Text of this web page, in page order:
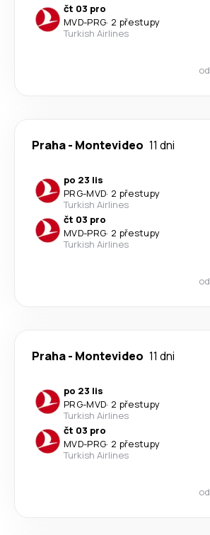
čt 03 pro
MVD-PRG· 2 přestupy
Turkish Airlines
od
Praha- Montevideo 11 dni
po 23 lis
PRG-MVD· 2 přestupy
Turkish Airlines
čt 03 pro
MVD-PRG· 2 přestupy
Turkish Airlines
od
Praha- Montevideo 11 dni
po 23 lis
PRG-MVD· 2 přestupy
Turkish Airlines
čt 03 pro
MVD-PRG· 2 přestupy
Turkish Airlines
od